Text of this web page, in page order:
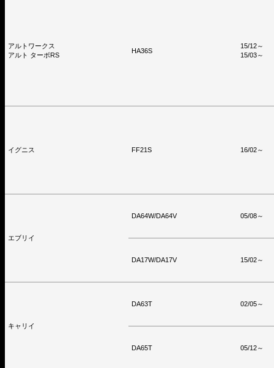
アルトワークス
アルト ターボRS
HA36S
15/12～
15/03～
イグニス FF21S 16/02～
エブリイ
DA64W/DA64V 05/08～
DA17W/DA17V 15/02～
キャリイ
DA63T 02/05～
DA65T 05/12～